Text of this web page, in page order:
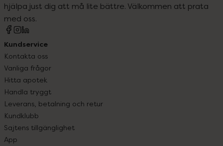
hjälpa just dig att må lite bättre. Välkommen att prata
med oss.
Kundservice
Kontakta oss
Vanliga frågor
Hitta apotek
Handla tryggt
Leverans, betalning och retur
Kundklubb
Sajtens tillgänglighet
App